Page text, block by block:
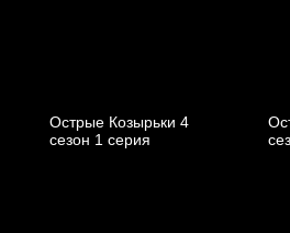
Острые Козырьки 4
cезон 1 cерия